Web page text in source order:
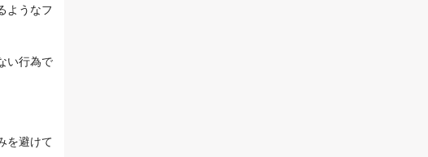
ようなフ
い行為で
を避けて